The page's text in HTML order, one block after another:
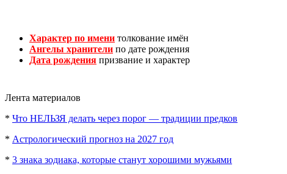
Характер по имени толкование имён
Ангелы хранители по дате рождения
Дата рождения призвание и характер
Лента материалов
* Что НЕЛЬЗЯ делать через порог — традиции предков
* Астрологический прогноз на 2027 год
* 3 знака зодиака, которые станут хорошими мужьями